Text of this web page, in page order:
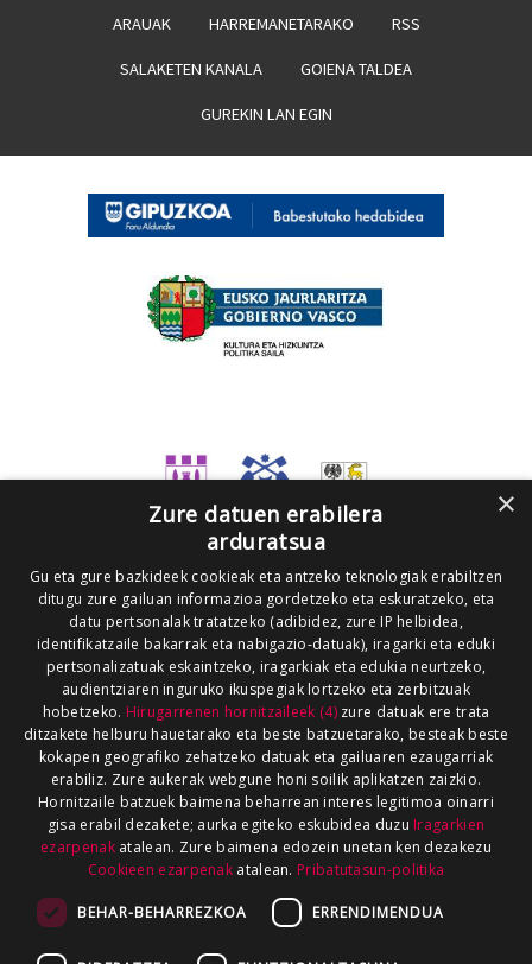
ARAUAK HARREMANETARAKO RSS
SALAKETEN KANALA GOIENA TALDEA
GUREKIN LAN EGIN
×
Zure datuen erabilera
arduratsua
Gu eta gure bazkideek cookieak eta antzeko teknologiak erabiltzen
ditugu zure gailuan informazioa gordetzeko eta eskuratzeko, eta
datu pertsonalak tratatzeko (adibidez, zure IP helbidea,
identifikatzaile bakarrak eta nabigazio-datuak), iragarki eta eduki
pertsonalizatuak eskaintzeko, iragarkiak eta edukia neurtzeko,
audientziaren inguruko ikuspegiak lortzeko eta zerbitzuak
hobetzeko. Hirugarrenen hornitzaileek (4)zure datuak ere trata
ditzakete helburu hauetarako eta beste batzuetarako, besteak beste
kokapen geografiko zehatzeko datuak eta gailuaren ezaugarriak
erabiliz. Zure aukerak webgune honi soilik aplikatzen zaizkio.
Hornitzaile batzuek baimena beharrean interes legitimoa oinarri
gisa erabil dezakete; aurka egiteko eskubidea duzu Iragarkien
ezarpenakatalean. Zure baimena edozein unetan ken dezakezu
Cookieen ezarpenak atalean. Pribatutasun-politika
BEHAR-BEHARREZKOA ERRENDIMENDUA